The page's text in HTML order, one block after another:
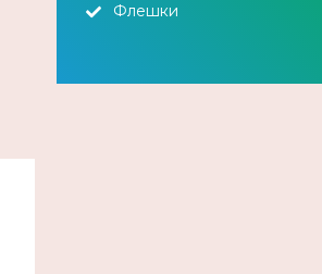
Флешки